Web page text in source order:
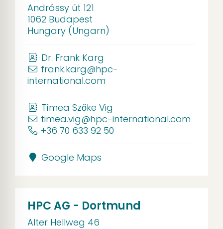
Andrássy út 121
1062 Budapest
Hungary (Ungarn)
Dr. Frank Karg
frank.karg@hpc-
international.com
Tímea Szőke Vig
timea.vig@hpc-international.com
+36 70 633 92 50
Google Maps
HPC AG - Dortmund
Alter Hellweg 46